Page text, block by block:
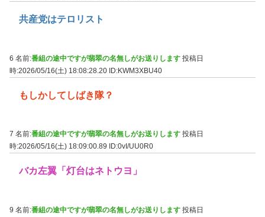
共産党はテロリスト
6 名前:番組の途中ですが翡翠の名無しがお送りします 投稿日
時:2026/05/16(土) 18:08:28.20 ID:KWM3XBU40
もしかしてしばき隊？
7 名前:番組の途中ですが翡翠の名無しがお送りします 投稿日
時:2026/05/16(土) 18:09:00.89
ID:0vI/UU0R0
バカ左翼「灯台はネトウヨ」
9 名前:番組の途中ですが翡翠の名無しがお送りします 投稿日